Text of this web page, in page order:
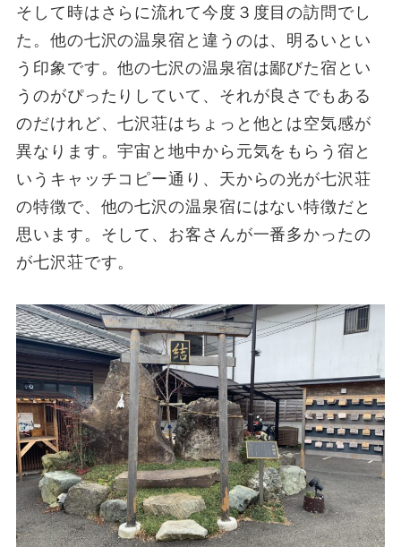
そして時はさらに流れて今度３度目の訪問でし
た。他の七沢の温泉宿と違うのは、明るいとい
う印象です。他の七沢の温泉宿は鄙びた宿とい
うのがぴったりしていて、それが良さでもある
のだけれど、七沢荘はちょっと他とは空気感が
異なります。宇宙と地中から元気をもらう宿と
いうキャッチコピー通り、天からの光が七沢荘
の特徴で、他の七沢の温泉宿にはない特徴だと
思います。そして、お客さんが一番多かったの
が七沢荘です。